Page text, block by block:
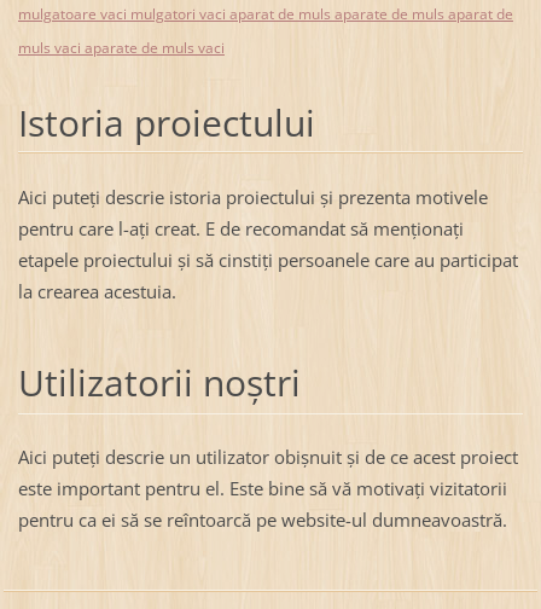
mulgatoare vaci mulgatori vaci aparat de muls aparate de muls aparat de
muls vaci aparate de muls vaci
Istoria proiectului
Aici puteţi descrie istoria proiectului şi prezenta motivele
pentru care l-aţi creat. E de recomandat să menţionaţi
etapele proiectului şi să cinstiţi persoanele care au participat
la crearea acestuia.
Utilizatorii noştri
Aici puteţi descrie un utilizator obişnuit şi de ce acest proiect
este important pentru el. Este bine să vă motivaţi vizitatorii
pentru ca ei să se reîntoarcă pe website-ul dumneavoastră.